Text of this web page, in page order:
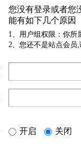
您没有登录或者您
能有如下几个原因
1、用户组权限：你所
2、您还不是站点会员
开启 关闭